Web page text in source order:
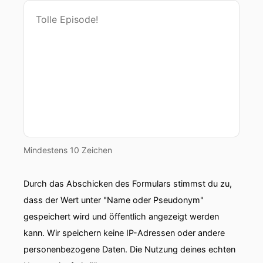
Datenschutz- und KI-Kanzlei usw.
wir heute niemanden vorzustellen außer uns
Und dann würde ich die Gelinge nutzen.
00:01:24: und jetzt einfach vorzustelle unser
00:01:27: Das Bußgeld der Woche
Mindestens 10 Zeichen
Durch das Abschicken des Formulars stimmst du zu,
dass der Wert unter "Name oder Pseudonym"
gespeichert wird und öffentlich angezeigt werden
kann. Wir speichern keine IP-Adressen oder andere
personenbezogene Daten. Die Nutzung deines echten